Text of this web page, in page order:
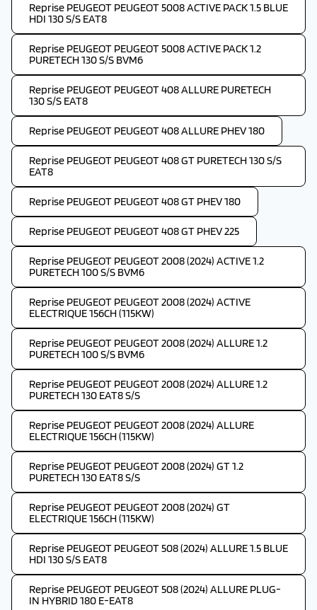
Reprise PEUGEOT PEUGEOT 5008 ACTIVE PACK 1.5 BLUE
HDI 130 S/S EAT8
Reprise PEUGEOT PEUGEOT 5008 ACTIVE PACK 1.2
PURETECH 130 S/S BVM6
Reprise PEUGEOT PEUGEOT 408 ALLURE PURETECH
130 S/S EAT8
Reprise PEUGEOT PEUGEOT 408 ALLURE PHEV 180
Reprise PEUGEOT PEUGEOT 408 GT PURETECH 130 S/S
EAT8
Reprise PEUGEOT PEUGEOT 408 GT PHEV 180
Reprise PEUGEOT PEUGEOT 408 GT PHEV 225
Reprise PEUGEOT PEUGEOT 2008 (2024) ACTIVE 1.2
PURETECH 100 S/S BVM6
Reprise PEUGEOT PEUGEOT 2008 (2024) ACTIVE
ELECTRIQUE 156CH (115KW)
Reprise PEUGEOT PEUGEOT 2008 (2024) ALLURE 1.2
PURETECH 100 S/S BVM6
Reprise PEUGEOT PEUGEOT 2008 (2024) ALLURE 1.2
PURETECH 130 EAT8 S/S
Reprise PEUGEOT PEUGEOT 2008 (2024) ALLURE
ELECTRIQUE 156CH (115KW)
Reprise PEUGEOT PEUGEOT 2008 (2024) GT 1.2
PURETECH 130 EAT8 S/S
Reprise PEUGEOT PEUGEOT 2008 (2024) GT
ELECTRIQUE 156CH (115KW)
Reprise PEUGEOT PEUGEOT 508 (2024) ALLURE 1.5 BLUE
HDI 130 S/S EAT8
Reprise PEUGEOT PEUGEOT 508 (2024) ALLURE PLUG-
IN HYBRID 180 E-EAT8